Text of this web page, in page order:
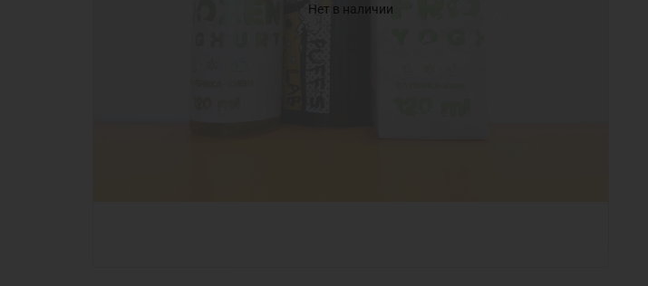
Нет в наличии